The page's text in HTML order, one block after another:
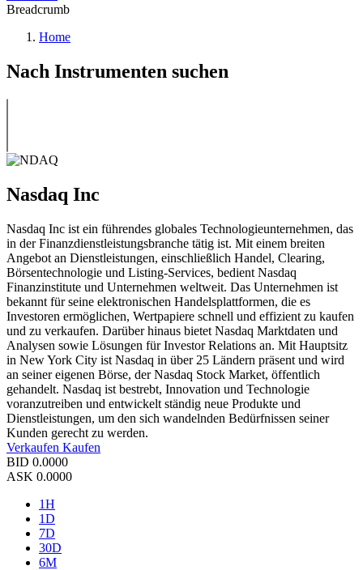
Breadcrumb
Home
Nach Instrumenten suchen
Nasdaq Inc
Nasdaq Inc ist ein führendes globales Technologieunternehmen, das
in der Finanzdienstleistungsbranche tätig ist. Mit einem breiten
Angebot an Dienstleistungen, einschließlich Handel, Clearing,
Börsentechnologie und Listing-Services, bedient Nasdaq
Finanzinstitute und Unternehmen weltweit. Das Unternehmen ist
bekannt für seine elektronischen Handelsplattformen, die es
Investoren ermöglichen, Wertpapiere schnell und effizient zu kaufen
und zu verkaufen. Darüber hinaus bietet Nasdaq Marktdaten und
Analysen sowie Lösungen für Investor Relations an. Mit Hauptsitz
in New York City ist Nasdaq in über 25 Ländern präsent und wird
an seiner eigenen Börse, der Nasdaq Stock Market, öffentlich
gehandelt. Nasdaq ist bestrebt, Innovation und Technologie
voranzutreiben und entwickelt ständig neue Produkte und
Dienstleistungen, um den sich wandelnden Bedürfnissen seiner
Kunden gerecht zu werden.
Verkaufen Kaufen
BID 0.0000
ASK 0.0000
1H
1D
7D
30D
6M